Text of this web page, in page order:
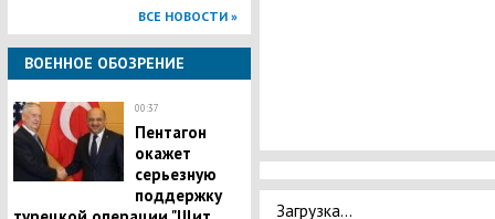
ВСЕ НОВОСТИ »
ВОЕННОЕ ОБОЗРЕНИЕ
00:37
Пентагон
окажет
серьезную
поддержку
Загрузка...